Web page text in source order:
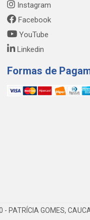
Instagram
Facebook
YouTube
Linkedin
Formas de
- PATRÍCIA GOMES,